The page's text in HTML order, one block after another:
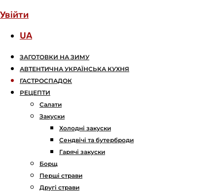
Увійти
UA
ЗАГОТОВКИ НА ЗИМУ
АВТЕНТИЧНА УКРАЇНСЬКА КУХНЯ
ГАСТРОСПАДОК
РЕЦЕПТИ
Салати
Закуски
Холодні закуски
Сендвічі та бутерброди
Гарячі закуски
Борщ
Перші страви
Другі страви